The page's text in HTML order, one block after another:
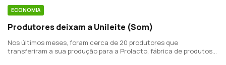
ECONOMIA
Produtores deixam a Unileite (Som)
Nos últimos meses, foram cerca de 20 produtores que
transferiram a sua produção para a Prolacto, fábrica de produtos